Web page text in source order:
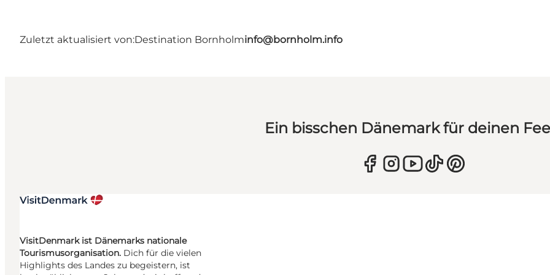
Zuletzt aktualisiert von:Destination Bornholminfo@bornholm.info
Ein bisschen Dänemark für deinen
VisitDenmark ist Dänemarks nationale
Tourismusorganisation. Dich für die vielen
Highlights des Landes zu begeistern, ist